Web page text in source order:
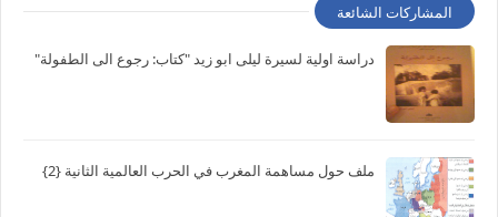
المشاركات الشائعة
دراسة اولية لسيرة ليلى ابو زيد "كتاب: رجوع الى الطفولة"
ملف حول مساهمة المغرب في الحرب العالمية الثانية {2}